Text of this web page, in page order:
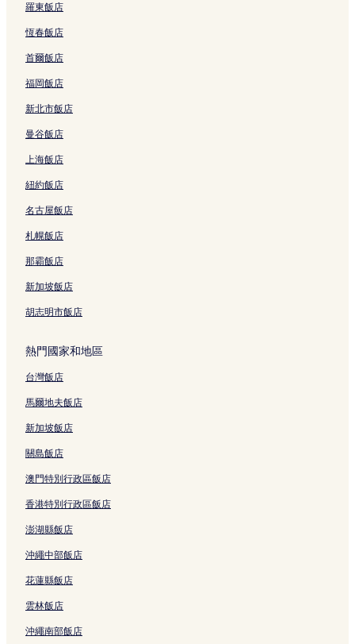
a
k
u
B
o
i
n
m
a
e
的
結
羅東飯店
恆春飯店
首爾飯店
福岡飯店
新北市飯店
曼谷飯店
上海飯店
紐約飯店
名古屋飯店
札幌飯店
那霸飯店
新加坡飯店
胡志明市飯店
熱門國家和地區
台灣飯店
馬爾地夫飯店
新加坡飯店
關島飯店
澳門特別行政區飯店
香港特別行政區飯店
澎湖縣飯店
沖繩中部飯店
花蓮縣飯店
雲林飯店
沖繩南部飯店